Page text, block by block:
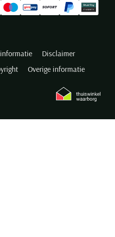
Disclaimer
Overige informatie